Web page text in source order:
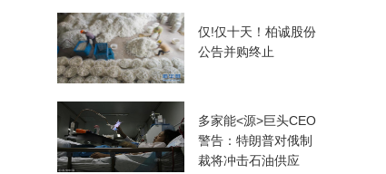
仅!仅十天！柏诚股份
公告并购终止
多家能<源>巨头CEO
警告：特朗普对俄制
裁将冲击石油供应